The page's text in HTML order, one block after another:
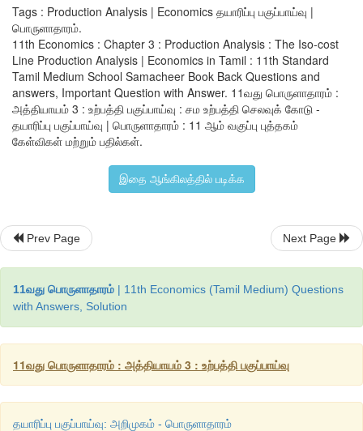
3K + 3L = ₹120
2K + 6L = ₹120
IK + 9L = ₹120
OK +12L = ₹120
ஆகையால் அனைத்து உற்பத்தி கலவைகளான A, B, C, D
உற்பத்திச் செலவை குறிக்கின்றன
ஆகும் செலவினை காட்டுகிறது. AE என்ற நேர்கோடு சம உற்பத்தி
Tags : Production Analysis | Economics தயாரிப்பு பகுப்பாய்வு |
பொருளாதாரம்.
11th Economics : Chapter 3 : Production Analysis : The Iso-cost
Line Production Analysis | Economics in Tamil : 11th Standard
Tamil Medium School Samacheer Book Back Questions and
answers, Important Question with Answer. 11வது பொருளாதாரம் :
அத்தியாயம் 3 : உற்பத்தி பகுப்பாய்வு : சம உற்பத்தி செலவுக் கோடு -
தயாரிப்பு பகுப்பாய்வு | பொருளாதாரம் : 11 ஆம் வகுப்பு புத்தகம்
கேள்விகள் மற்றும் பதில்கள்.
இதை ஆங்கிலத்தில் படிக்க
Prev Page Next Page
11வது பொருளாதாரம் | 11th Economics (Tamil Medium) Questions
with Answers, Solution
11வது பொருளாதாரம் : அத்தியாயம் 3 : உற்பத்தி பகுப்பாய்வு
தயாரிப்பு பகுப்பாய்வு: அறிமுகம் - பொருளாதாரம்